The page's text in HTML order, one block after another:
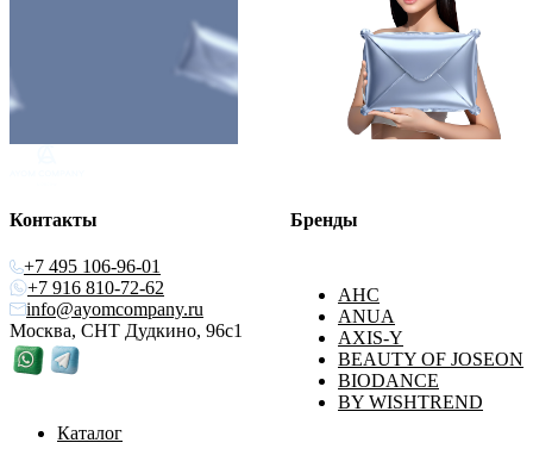
Контакты
+7 495 106-96-01
+7 916 810-72-62
info@ayomcompany.ru
Москва, СНТ Дудкино, 96с1
Каталог
Бренды
AHC
ANUA
AXIS-Y
BEAUTY OF JOSEON
BIODANCE
BY WISHTREND